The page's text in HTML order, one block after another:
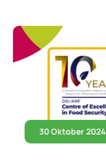
30 Oktober 2024